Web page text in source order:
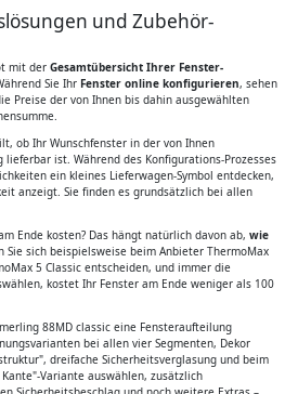
und Zubehör-
mit der Gesamtübersicht Ihrer Fenster-
Sie Ihr Fenster online konfigurieren, sehen
Preise der von Ihnen bis dahin ausgewählten
ob Ihr Wunschfenster in der von Ihnen
ist. Während des Konfigurations-Prozesses
ein kleines Lieferwagen-Symbol entdecken,
anzeigt. Sie finden es grundsätzlich bei allen
Ende kosten? Das hängt natürlich davon ab, wie
Sie sich beispielsweise beim Anbieter ThermoMax
5 Classic entscheiden, und immer die
kostet Ihr Fenster am Ende weniger als 100
88MD classic eine Fensteraufteilung
bei allen vier Segmenten, Dekor
dreifache Sicherheitsverglasung und beim
Variante auswählen, zusätzlich